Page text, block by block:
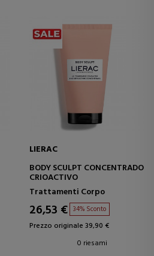
LIERAC
BODY SCULPT CONCENTRADO
CRIOACTIVO
Trattamenti Corpo
26,53 € 34% Sconto
Prezzo originale 39,90 €
0 riesami